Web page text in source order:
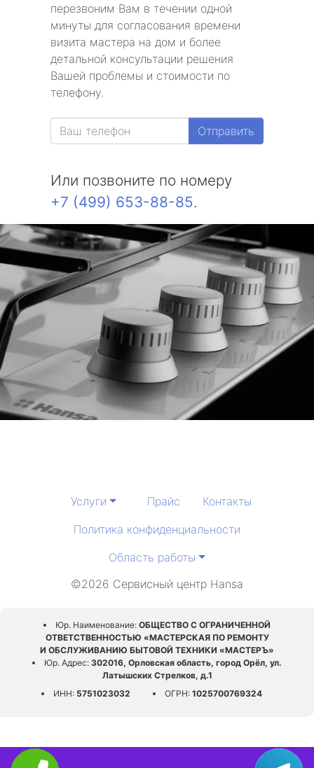
перезвоним Вам в течении одной
минуты для согласования времени
визита мастера на дом и более
детальной консультации решения
Вашей проблемы и стоимости по
телефону.
Отправить
Или позвоните по номеру
+7 (499) 653-88-85.
Услуги Прайс
Контакты
Политика конфиденциальности
Область работы
©2026 Сервисный центр Hansa
Юр. Наименование: ОБЩЕСТВО С ОГРАНИЧЕННОЙ
ОТВЕТСТВЕННОСТЬЮ «МАСТЕРСКАЯ ПО РЕМОНТУ
И ОБСЛУЖИВАНИЮ БЫТОВОЙ ТЕХНИКИ «МАСТЕРЪ»
Юр. Адрес: 302016, Орловская область, город Орёл, ул.
Латышских Стрелков, д.1
ИНН:5751023032 ОГРН:1025700769324